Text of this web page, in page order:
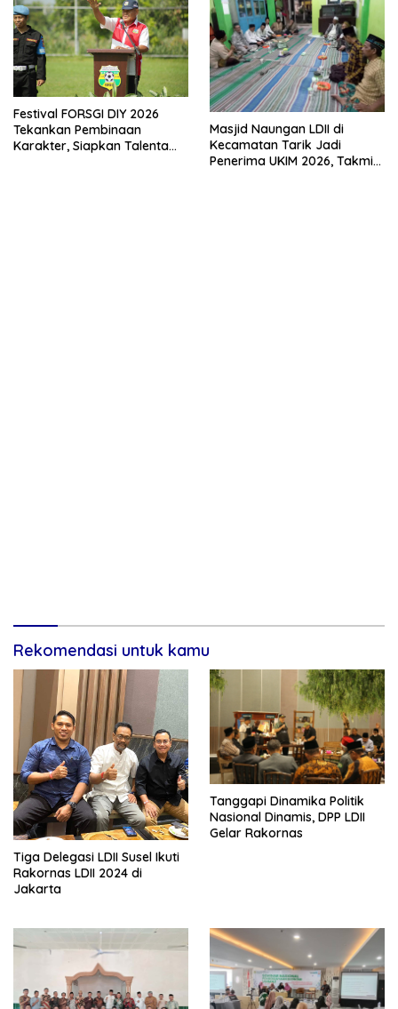
Festival FORSGI DIY 2026
Tekankan Pembinaan
Karakter, Siapkan Talenta
Masjid Naungan LDII di
Kecamatan Tarik Jadi
Penerima UKIM 2026, Takmir
Rekomendasi untuk kamu
Tiga Delegasi LDII Susel Ikuti
Rakornas LDII 2024 di
Jakarta
Tanggapi Dinamika Politik
Nasional Dinamis, DPP LDII
Gelar Rakornas